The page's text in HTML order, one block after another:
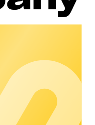
estaciones de
hasta ellas.
seguir el historial de
los métodos de pago